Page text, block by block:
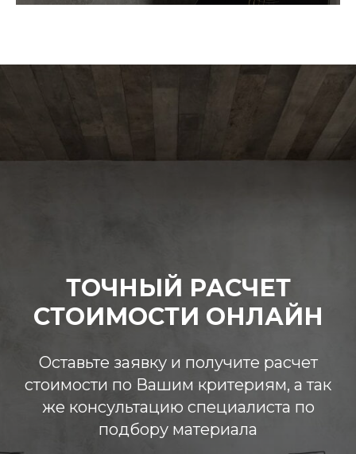
ТОЧНЫЙ РАСЧЕТ
СТОИМОСТИ ОНЛАЙН
Оставьте заявку и получите расчет
стоимости по Вашим критериям, а так
же консультацию специалиста по
подбору материала